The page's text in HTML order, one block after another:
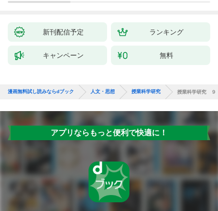
新刊配信予定 ランキング
キャンペーン 無料
漫画無料試し読みならdブック 人文・思想 授業科学研究 授業科学研究 ９
アプリならもっと便利で快適に！